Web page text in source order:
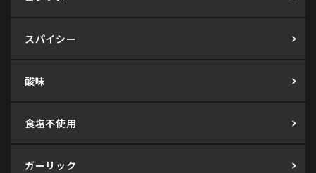
スパイシー
酸味
食塩不使用
ガーリック